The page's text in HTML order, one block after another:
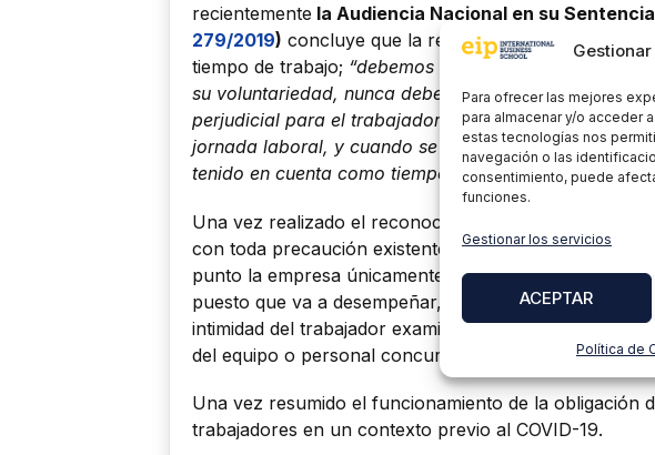
Para ofrecer las mejores
para almacenar y/o acceder
estas tecnologías nos
navegación o las
consentimiento, puede
funciones.
Gestionar los servicios
ACEPTAR
Política de
recientemente la Audiencia Nacional en su
279/2019) concluye que la realización del
tiempo de trabajo; “debemos concluir que esos
su voluntariedad, nunca deben suponer una carga,
perjudicial para el trabajador, por lo generalmente
jornada laboral, y cuando se realicen fuera de ella,
tenido en cuenta como tiempo efectivo de trabajo, y
Una vez realizado el reconocimiento médico al
con toda precaución existente por los facultativos y se
punto la empresa únicamente recibirá un informe de
puesto que va a desempeñar, asegurando así la
intimidad del trabajador examinado, a la vez que se
del equipo o personal concurrente.
Una vez resumido el funcionamiento de la obligación
trabajadores en un contexto previo al COVID-19.